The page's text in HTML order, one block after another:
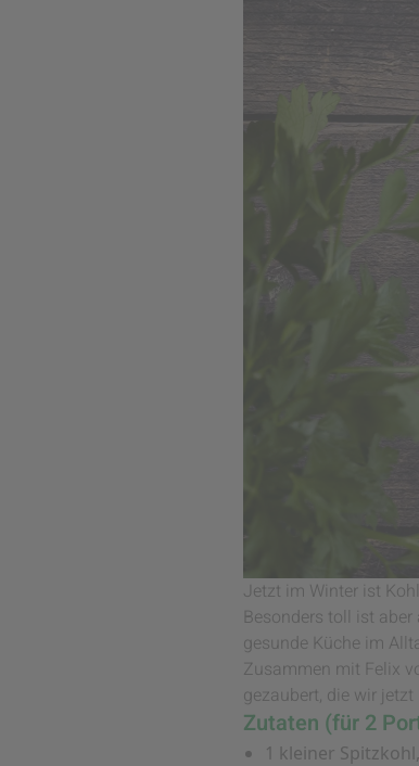
Jetzt im Winter ist
Besonders toll ist
gesunde Küche im
Zusammen mit Felix
gezaubert, die wir
Zutaten (für 2
1 kleiner